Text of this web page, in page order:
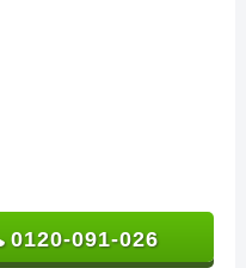
0120-091-026